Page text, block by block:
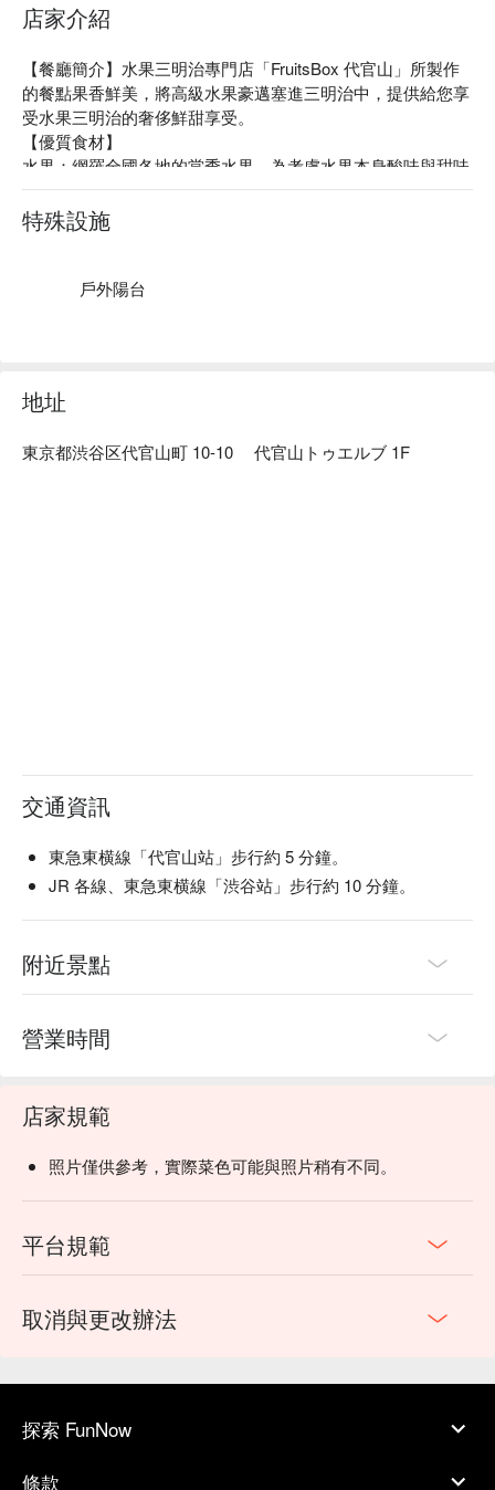
店家介紹
【餐廳簡介】水果三明治專門店「FruitsBox 代官山」所製作
的餐點果香鮮美，將高級水果豪邁塞進三明治中，提供給您享
受水果三明治的奢侈鮮甜享受。
【優質食材】
水果：網羅全國各地的當季水果，為考慮水果本身酸味與甜味
的平衡以產地嚴選進貨。
鮮奶油：使用乳脂成分較高且口感濃郁的鮮奶油，凸顯出水果
的鮮甜。
SNS 上掀起討論。另外，夾在水果三明治中滿滿的鮮奶油甜
特殊設施
戶外陽台
地址
東京都渋谷区代官山町 10-10 代官山トゥエルブ 1F
交通資訊
東急東横線「代官山站」步行約 5 分鐘。
JR 各線、東急東横線「渋谷站」步行約 10 分鐘。
附近景點
營業時間
店家規範
照片僅供參考，實際菜色可能與照片稍有不同。
平台規範
取消與更改辦法
探索 FunNow
條款